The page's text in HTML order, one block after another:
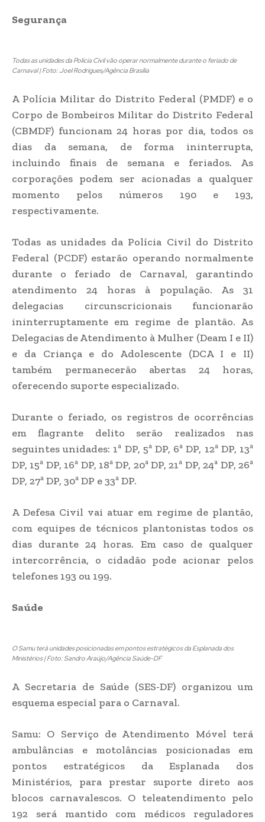
Segurança
Todas as unidades da Polícia Civil vão operar normalmente durante o feriado de
Carnaval | Foto: Joel Rodrigues/Agência Brasília
A Polícia Militar do Distrito Federal (PMDF) e o
Corpo de Bombeiros Militar do Distrito Federal
(CBMDF) funcionam 24 horas por dia, todos os
dias da semana, de forma ininterrupta,
incluindo finais de semana e feriados. As
corporações podem ser acionadas a qualquer
momento pelos números 190 e 193,
respectivamente.
Todas as unidades da Polícia Civil do Distrito
Federal (PCDF) estarão operando normalmente
durante o feriado de Carnaval, garantindo
atendimento 24 horas à população. As 31
delegacias circunscricionais funcionarão
ininterruptamente em regime de plantão. As
Delegacias de Atendimento à Mulher (Deam I e II)
e da Criança e do Adolescente (DCA I e II)
também permanecerão abertas 24 horas,
oferecendo suporte especializado.
Durante o feriado, os registros de ocorrências
em flagrante delito serão realizados nas
seguintes unidades: 1ª DP, 5ª DP, 6ª DP, 12ª DP, 13ª
DP, 15ª DP, 16ª DP, 18ª DP, 20ª DP, 21ª DP, 24ª DP, 26ª
DP, 27ª DP, 30ª DP e 33ª DP.
A Defesa Civil vai atuar em regime de plantão,
com equipes de técnicos plantonistas todos os
dias durante 24 horas. Em caso de qualquer
intercorrência, o cidadão pode acionar pelos
telefones 193 ou 199.
Saúde
O Samu terá unidades posicionadas em pontos estratégicos da Esplanada dos
Ministérios | Foto: Sandro Araújo/Agência Saúde-DF
A Secretaria de Saúde (SES-DF) organizou um
esquema especial para o Carnaval.
Samu: O Serviço de Atendimento Móvel terá
ambulâncias e motolâncias posicionadas em
pontos estratégicos da Esplanada dos
Ministérios, para prestar suporte direto aos
blocos carnavalescos. O teleatendimento pelo
192 será mantido com médicos reguladores